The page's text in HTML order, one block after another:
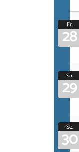
Fr.
28
Sa.
29
So.
30